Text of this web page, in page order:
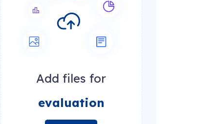
Add files for
evaluation